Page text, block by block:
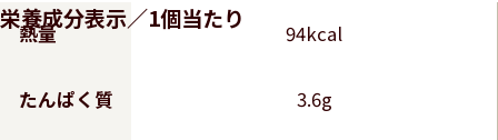
栄養成分表示／1個当たり
熱量
たんぱく質
94kcal
3.6g